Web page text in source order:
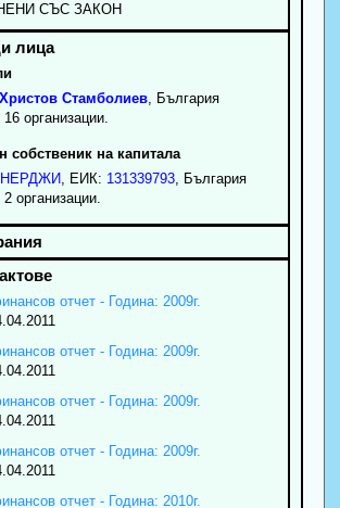
СЪС ЗАКОН
Христов Стамболиев, България
организации.
собственик на капитала
, ЕИК: 131339793, България
организации.
отчет - Година: 2009г.
отчет - Година: 2009г.
отчет - Година: 2009г.
отчет - Година: 2009г.
отчет - Година: 2010г.